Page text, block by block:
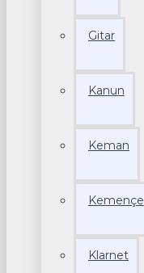
Gitar
Kanun
Keman
Kemençe
Klarnet